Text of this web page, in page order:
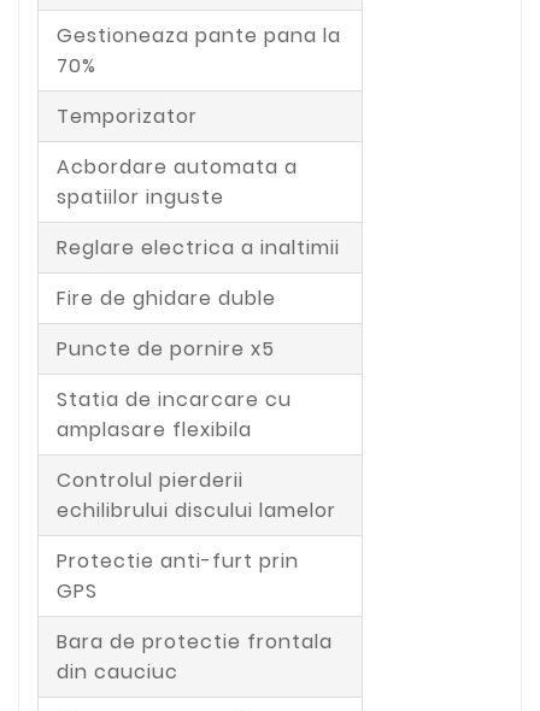
Gestioneaza pante pana la
70%
Temporizator
Acbordare automata a
spatiilor inguste
Reglare electrica a inaltimii
Fire de ghidare duble
Puncte de pornire x5
Statia de incarcare cu
amplasare flexibila
Controlul pierderii
echilibrului discului lamelor
Protectie anti-furt prin
GPS
Bara de protectie frontala
din cauciuc